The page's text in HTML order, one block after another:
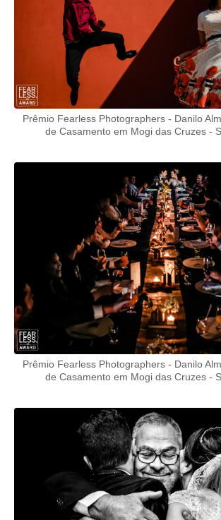
Prêmio Fearless Photographers - Danilo
de Casamento em Mogi das Cruzes -
Prêmio Fearless Photographers - Danilo
de Casamento em Mogi das Cruzes -